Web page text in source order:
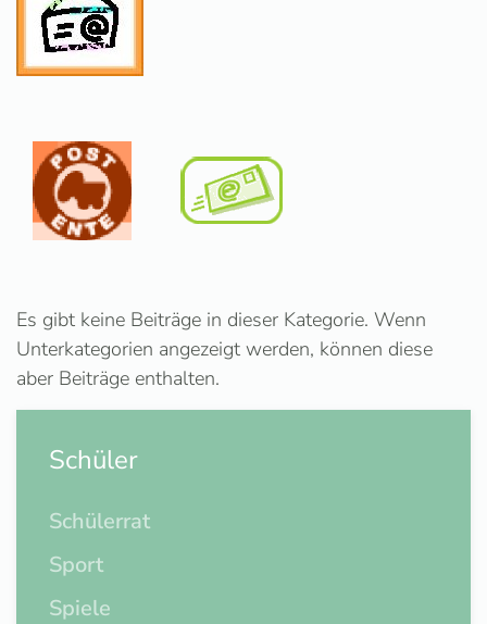
Es gibt keine Beiträge in dieser Kategorie. Wenn
Unterkategorien angezeigt werden, können diese
aber Beiträge enthalten.
Schüler
Schülerrat
Sport
Spiele